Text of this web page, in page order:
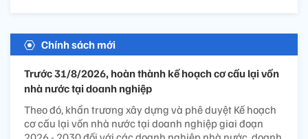
Chính sách mới
Trước 31/8/2026, hoàn thành kế hoạch cơ cấu lại vốn
nhà nước tại doanh nghiệp
Theo đó, khẩn trương xây dựng và phê duyệt Kế hoạch
cơ cấu lại vốn nhà nước tại doanh nghiệp giai đoạn